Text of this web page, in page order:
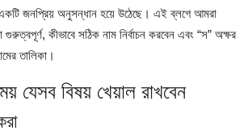
জনপ্রিয় অনুসন্ধান হয়ে উঠেছে। এই ব্লগে আমরা
গুরুত্বপূর্ণ, কীভাবে সঠিক নাম নির্বাচন করবেন এবং “স” অক্ষর
তালিকা।
যেসব বিষয় খেয়াল রাখবেন